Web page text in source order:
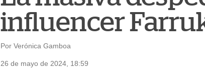
influencer
Por Verónica Gamboa
26 de mayo de 2024, 18:59